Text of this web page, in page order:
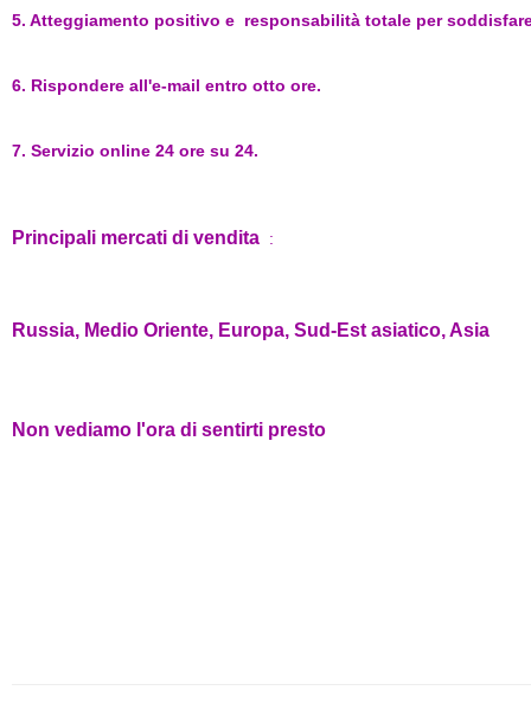
5. Atteggiamento positivo e responsabilità totale per
6. Rispondere all'e-mail entro otto ore.
7. Servizio online 24 ore su 24.
Principali mercati di vendita :
Russia, Medio Oriente, Europa, Sud-Est asiatico, Asia
Non vediamo l'ora di sentirti presto